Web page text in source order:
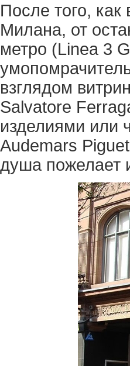
После того,
Милана, от
метро (Linea 3
взглядом
Salvatore
изделиями или
Audemars
душа пожелает